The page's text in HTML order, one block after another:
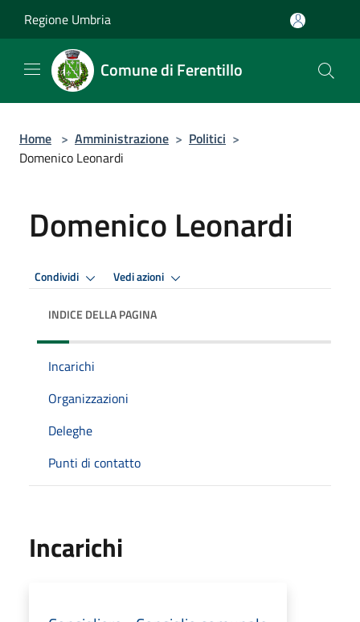
Regione Umbria
Comune di Ferentillo
Home > Amministrazione > Politici >
Domenico Leonardi
Domenico Leonardi
Condividi Vedi azioni
INDICE DELLA PAGINA
Incarichi
Organizzazioni
Deleghe
Punti di contatto
Incarichi